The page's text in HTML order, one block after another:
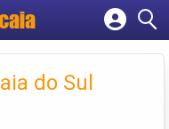
empresa
do Sul